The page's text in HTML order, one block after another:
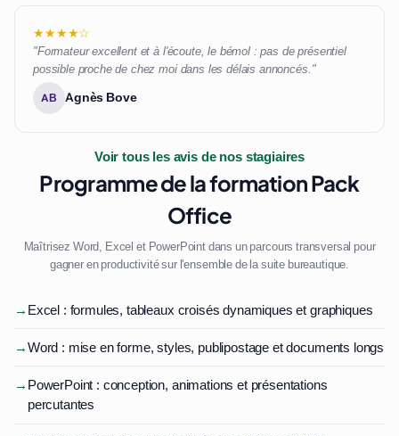
★★★★☆
"Formateur excellent et à l'écoute, le bémol : pas de présentiel
possible proche de chez moi dans les délais annoncés."
AB Agnès Bove
Voir tous les avis de nos stagiaires
Programme de la formation Pack
Office
Maîtrisez Word, Excel et PowerPoint dans un parcours transversal pour
gagner en productivité sur l'ensemble de la suite bureautique.
→ Excel : formules, tableaux croisés dynamiques et graphiques
→Word : mise en forme, styles, publipostage et documents longs
→ PowerPoint : conception, animations et présentations
percutantes